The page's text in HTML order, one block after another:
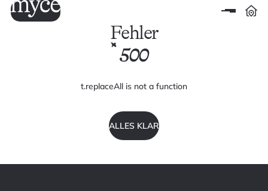
Fehler
500
t.replaceAll is not a function
ALLES KLAR